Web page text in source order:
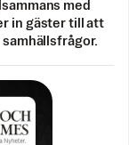
med
in gäster till att